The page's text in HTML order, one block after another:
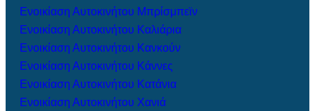
Ενοικίαση Αυτοκινήτου Μπρίσμπεϊν
Ενοικίαση Αυτοκινήτου Καλιάρια
Ενοικίαση Αυτοκινήτου Κανκούν
Ενοικίαση Αυτοκινήτου Κάννες
Ενοικίαση Αυτοκινήτου Κατάνια
Ενοικίαση Αυτοκινήτου Χανιά